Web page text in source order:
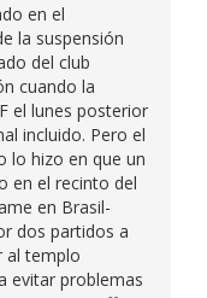
en el
la suspensión
del club
cuando la
el lunes posterior
incluido. Pero el
lo hizo en que un
en el recinto del
en Brasil-
dos partidos a
al templo
evitar problemas